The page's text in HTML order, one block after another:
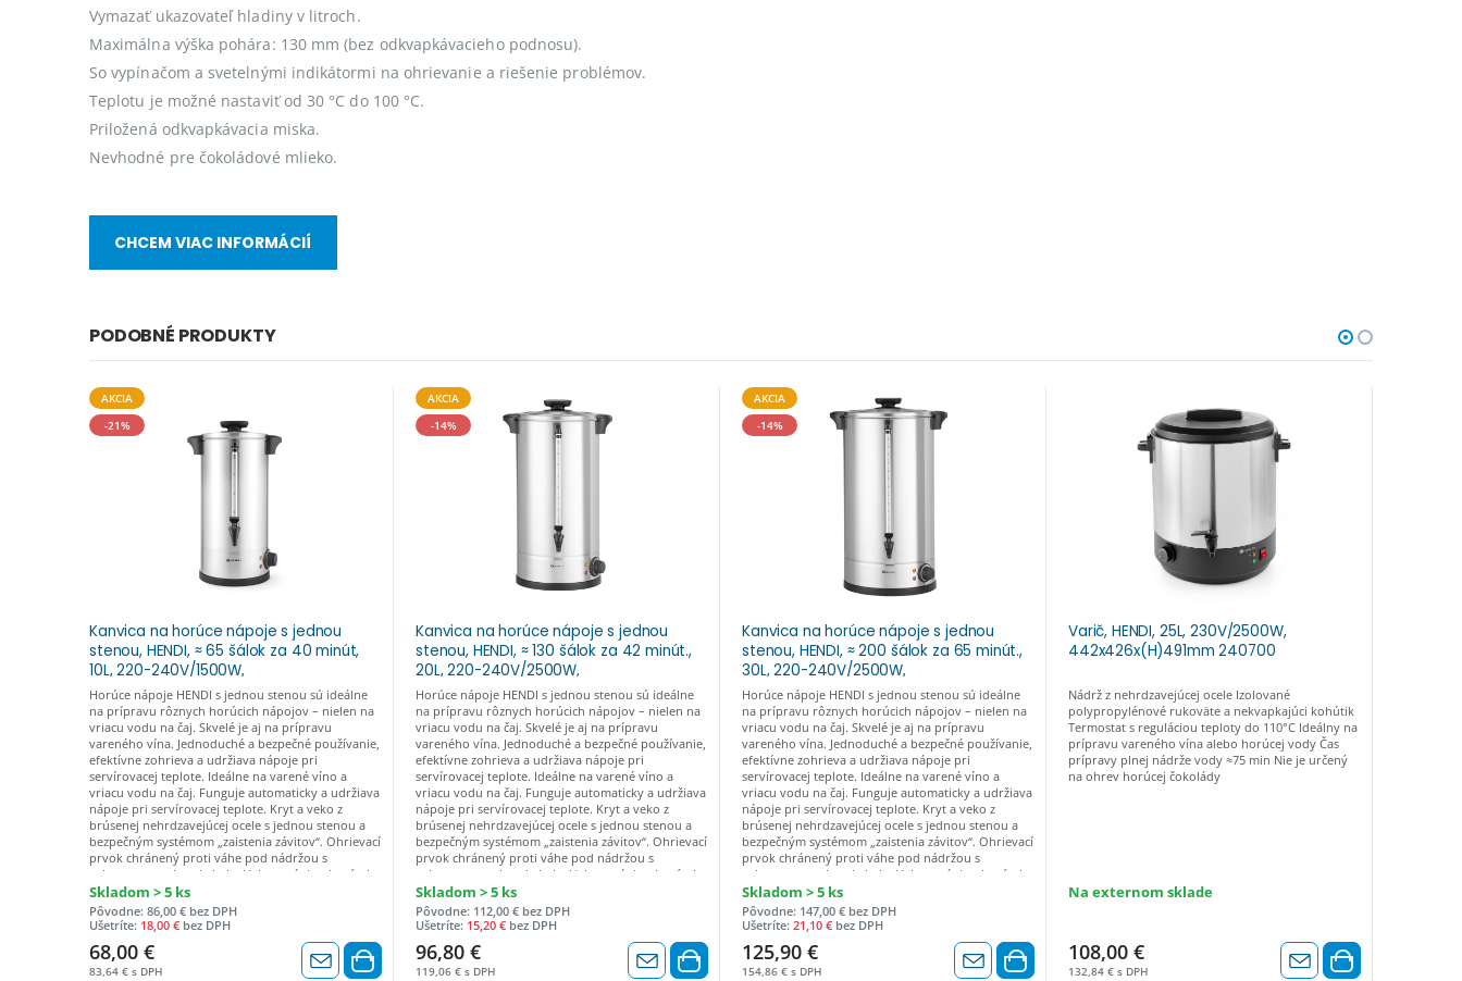
Vymazať ukazovateľ hladiny v litroch.
Maximálna výška pohára: 130 mm (bez odkvapkávacieho podnosu).
So vypínačom a svetelnými indikátormi na ohrievanie a riešenie problémov.
Teplotu je možné nastaviť od 30 °C do 100 °C.
Priložená odkvapkávacia miska.
Nevhodné pre čokoládové mlieko.
CHCEM VIAC INFORMÁCIÍ
PODOBNÉ PRODUKTY
AKCIA
-21%
Kanvica na horúce nápoje s jednou
stenou, HENDI, ≈ 65 šálok za 40 minút,
10L, 220-240V/1500W,
340x315x(H)430mm 211137
Horúce nápoje HENDI s jednou stenou sú ideálne
na prípravu rôznych horúcich nápojov – nielen na
vriacu vodu na čaj. Skvelé je aj na prípravu
vareného vína. Jednoduché a bezpečné používanie,
efektívne zohrieva a udržiava nápoje pri
servírovacej teplote. Ideálne na varené víno a
vriacu vodu na čaj. Funguje automaticky a udržiava
nápoje pri servírovacej teplote. Kryt a veko z
brúsenej nehrdzavejúcej ocele s jednou stenou a
bezpečným systémom „zaistenia závitov“. Ohrievací
prvok chránený proti váhe pod nádržou s
ochranou proti prehriatiu. Vybavené dotykovými
rukoväťami, rukoväťou krytu a protikvapkovou
hubicou, všetky sú vyrobené z polypropylénu.
Ukazovateľ hladiny čistej vody v litroch. Maximálna
výška pohára: 130 mm (bez odkvapkávacej misky).
Pomocou vypínača a kontroliek na ohrievanie a
riešenie problémov. Teplotu je možné nastaviť od
Skladom > 5 ks
Pôvodne: 86,00 € bez DPH
Ušetríte: 18,00 € bez DPH
68,00 €
83,64 € s DPH
AKCIA
-14%
Kanvica na horúce nápoje s jednou
stenou, HENDI, ≈ 130 šálok za 42 minút.,
20L, 220-240V/2500W,
415x382x(H)480mm 211144
Horúce nápoje HENDI s jednou stenou sú ideálne
na prípravu rôznych horúcich nápojov – nielen na
vriacu vodu na čaj. Skvelé je aj na prípravu
vareného vína. Jednoduché a bezpečné používanie,
efektívne zohrieva a udržiava nápoje pri
servírovacej teplote. Ideálne na varené víno a
vriacu vodu na čaj. Funguje automaticky a udržiava
nápoje pri servírovacej teplote. Kryt a veko z
brúsenej nehrdzavejúcej ocele s jednou stenou a
bezpečným systémom „zaistenia závitov“. Ohrievací
prvok chránený proti váhe pod nádržou s
ochranou proti prehriatiu. Vybavené dotykovými
rukoväťami, rukoväťou krytu a protikvapkovou
hubicou, všetky sú vyrobené z polypropylénu.
Ukazovateľ hladiny čistej vody v litroch. Maximálna
výška pohára: 130 mm (bez odkvapkávacej misky).
Pomocou vypínača a kontroliek na ohrievanie a
riešenie problémov. Teplotu je možné nastaviť od
Skladom > 5 ks
Pôvodne: 112,00 € bez DPH
Ušetríte: 15,20 € bez DPH
96,80 €
119,06 € s DPH
AKCIA
-14%
Kanvica na horúce nápoje s jednou
stenou, HENDI, ≈ 200 šálok za 65 minút.,
30L, 220-240V/2500W,
415x382x(H)620mm 211151
Horúce nápoje HENDI s jednou stenou sú ideálne
na prípravu rôznych horúcich nápojov – nielen na
vriacu vodu na čaj. Skvelé je aj na prípravu
vareného vína. Jednoduché a bezpečné používanie,
efektívne zohrieva a udržiava nápoje pri
servírovacej teplote. Ideálne na varené víno a
vriacu vodu na čaj. Funguje automaticky a udržiava
nápoje pri servírovacej teplote. Kryt a veko z
brúsenej nehrdzavejúcej ocele s jednou stenou a
bezpečným systémom „zaistenia závitov“. Ohrievací
prvok chránený proti váhe pod nádržou s
ochranou proti prehriatiu. Vybavené dotykovými
rukoväťami, rukoväťou krytu a protikvapkovou
hubicou, všetky sú vyrobené z polypropylénu.
Ukazovateľ hladiny čistej vody v litroch. Maximálna
výška pohára: 130 mm (bez odkvapkávacej misky).
Pomocou vypínača a kontroliek na ohrievanie a
riešenie problémov. Teplotu je možné nastaviť od
Skladom > 5 ks
Pôvodne: 147,00 € bez DPH
Ušetríte: 21,10 € bez DPH
125,90 €
154,86 € s DPH
Varič, HENDI, 25L, 230V/2500W,
442x426x(H)491mm 240700
Nádrž z nehrdzavejúcej ocele Izolované
polypropylénové rukoväte a nekvapkajúci kohútik
Termostat s reguláciou teploty do 110°C Ideálny na
prípravu vareného vína alebo horúcej vody Čas
prípravy plnej nádrže vody ≈75 min Nie je určený
na ohrev horúcej čokolády
Na externom sklade
108,00 €
132,84 € s DPH